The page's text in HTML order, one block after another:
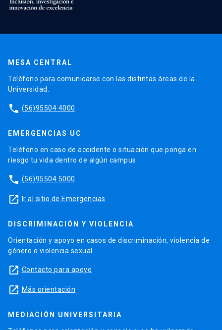
MESA CENTRAL
Teléfono para comunicarse con las distintas áreas de la
Universidad.
phone (56)95504 4000
EMERGENCIAS UC
Teléfono en caso de accidente o situación que ponga en
riesgo tu vida dentro de algún campus.
phone (56)95504 5000
launch Ir al sitio de Emergencias
DISCRIMINACIÓN Y VIOLENCIA
Orientación y apoyo en casos de discriminación, violencia de
género o violencia sexual.
launch Contacto para apoyo
launch Más orientación
MEDIACIÓN UNIVERSITARIA